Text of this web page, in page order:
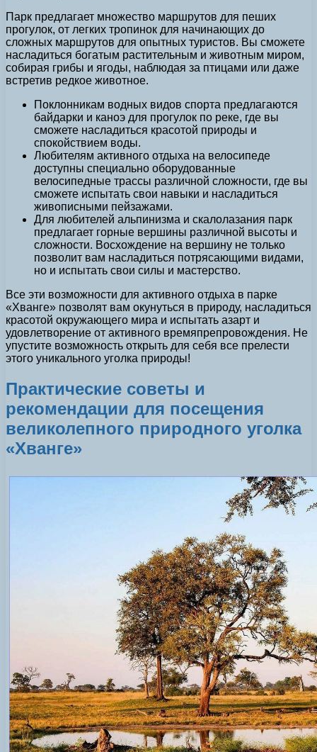
Парк предлагает множество маршрутов для пеших
прогулок, от легких тропинок для начинающих до
сложных маршрутов для опытных туристов. Вы сможете
насладиться богатым растительным и животным миром,
собирая грибы и ягоды, наблюдая за птицами или даже
встретив редкое животное.
Поклонникам водных видов спорта предлагаются
байдарки и каноэ для прогулок по реке, где вы
сможете насладиться красотой природы и
спокойствием воды.
Любителям активного отдыха на велосипеде
доступны специально оборудованные
велосипедные трассы различной сложности, где вы
сможете испытать свои навыки и насладиться
живописными пейзажами.
Для любителей альпинизма и скалолазания парк
предлагает горные вершины различной высоты и
сложности. Восхождение на вершину не только
позволит вам насладиться потрясающими видами,
но и испытать свои силы и мастерство.
Все эти возможности для активного отдыха в парке
«Хванге» позволят вам окунуться в природу, насладиться
красотой окружающего мира и испытать азарт и
удовлетворение от активного времяпрепровождения. Не
упустите возможность открыть для себя все прелести
этого уникального уголка природы!
Практические советы и
рекомендации для посещения
великолепного природного уголка
«Хванге»